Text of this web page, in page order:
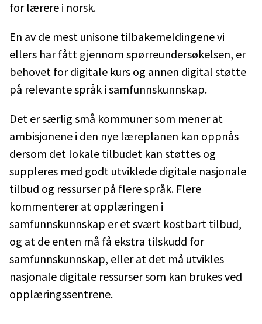
for lærere i norsk.
En av de mest unisone tilbakemeldingene vi
ellers har fått gjennom spørreundersøkelsen, er
behovet for digitale kurs og annen digital støtte
på relevante språk i samfunnskunnskap.
Det er særlig små kommuner som mener at
ambisjonene i den nye læreplanen kan oppnås
dersom det lokale tilbudet kan støttes og
suppleres med godt utviklede digitale nasjonale
tilbud og ressurser på flere språk. Flere
kommenterer at opplæringen i
samfunnskunnskap er et svært kostbart tilbud,
og at de enten må få ekstra tilskudd for
samfunnskunnskap, eller at det må utvikles
nasjonale digitale ressurser som kan brukes ved
opplæringssentrene.